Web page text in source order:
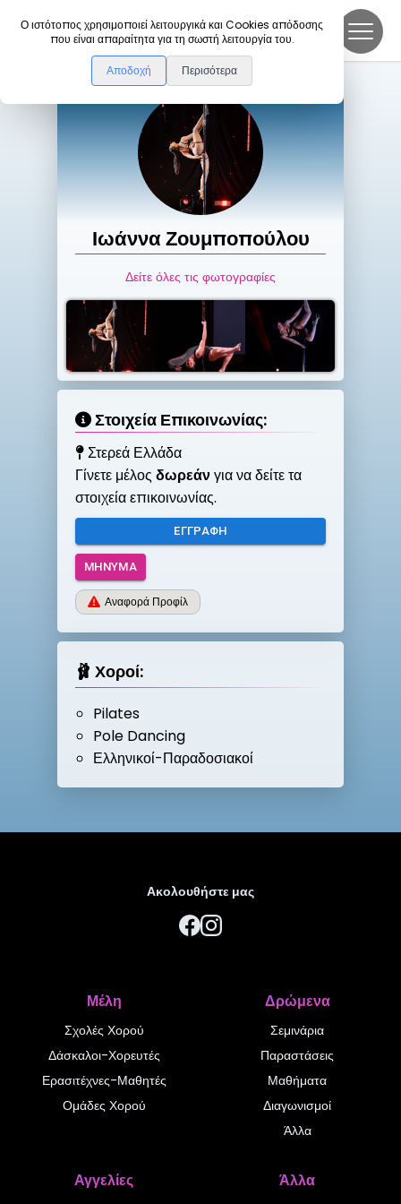
Ο ιστότοπος χρησιμοποιεί λειτουργικά και Cookies απόδοσης
που είναι απαραίτητα για τη σωστή λειτουργία του.
Αποδοχή Περισότερα
DanceLink
ΙωάνναΖουμποπούλου
Δείτε όλες τις φωτογραφίες
Στοιχεία Επικοινωνίας:
Στερεά Ελλάδα
Γίνετε μέλος δωρεάνγια να δείτε τα
στοιχεία επικοινωνίας.
ΕΓΓΡΑΦΉ
ΜΉΝΥΜΑ
Αναφορά Προφίλ
🩰 Χοροί:
Pilates
Pole Dancing
Ελληνικοί-Παραδοσιακοί
Ακολουθήστε μας
Μέλη
Σχολές Χορού
Δάσκαλοι-Χορευτές
Ερασιτέχνες-Μαθητές
Ομάδες Χορού
Δρώμενα
Σεμινάρια
Παραστάσεις
Μαθήματα
Διαγωνισμοί
Άλλα
Αγγελίες Άλλα